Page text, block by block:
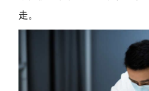
走。